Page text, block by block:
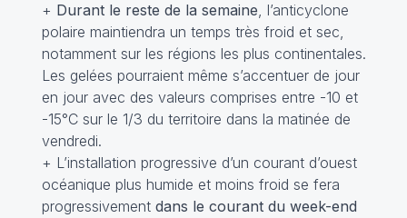
+ Durant le reste de la semaine, l’anticyclone
polaire maintiendra un temps très froid et sec,
notamment sur les régions les plus continentales.
Les gelées pourraient même s’accentuer de jour
en jour avec des valeurs comprises entre -10 et
-15°C sur le 1/3 du territoire dans la matinée de
vendredi.
+ L’installation progressive d’un courant d’ouest
océanique plus humide et moins froid se fera
progressivement dans le courant du week-end